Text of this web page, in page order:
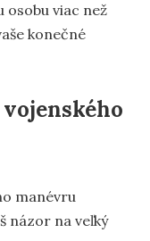
osobu viac než
konečné
manévru
názor na veľký